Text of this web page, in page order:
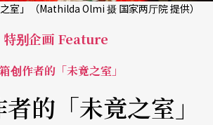
室」（Mathilda Olmi 摄 国家两厅院 提供）
特别企画 Feature
创作者的「未竟之室」
的「未竟之室」